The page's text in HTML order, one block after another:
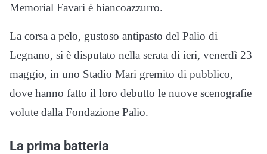
Memorial Favari è biancoazzurro.
La corsa a pelo, gustoso antipasto del Palio di
Legnano, si è disputato nella serata di ieri, venerdì 23
maggio, in uno Stadio Mari gremito di pubblico,
dove hanno fatto il loro debutto le nuove scenografie
volute dalla Fondazione Palio.
La prima batteria